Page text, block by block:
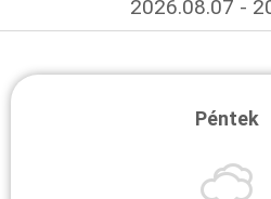
2026.08.07 -
Péntek